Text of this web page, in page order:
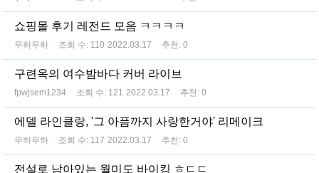
쇼핑몰 후기 레전드 모음 ㅋㅋㅋㅋ
무하무하 조회 수: 110 2022.03.17 추천: 0
구련옥의 여수밤바다 커버 라이브
fpwjsem1234 조회 수: 121 2022.03.17 추천: 0
에델 라인클랑, '그 아픔까지 사랑한거야' 리메이크
무하무하 조회 수: 117 2022.03.17 추천: 0
전설로 남아있는 월미도 바이킹 ㅎㄷㄷ